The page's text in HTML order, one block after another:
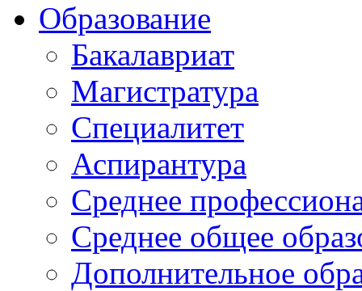
Образование
Бакалавриат
Магистратура
Специалитет
Аспирантура
Среднее
Среднее общее
Дополнительное